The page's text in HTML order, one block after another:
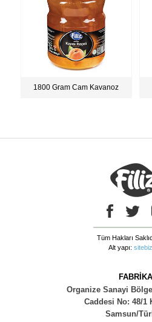
1800 Gram Cam Kavanoz
Tüm Hakları
Alt yapı:
FABRİKA
Organize Sanayi
Caddesi No: 48/1
Samsun/